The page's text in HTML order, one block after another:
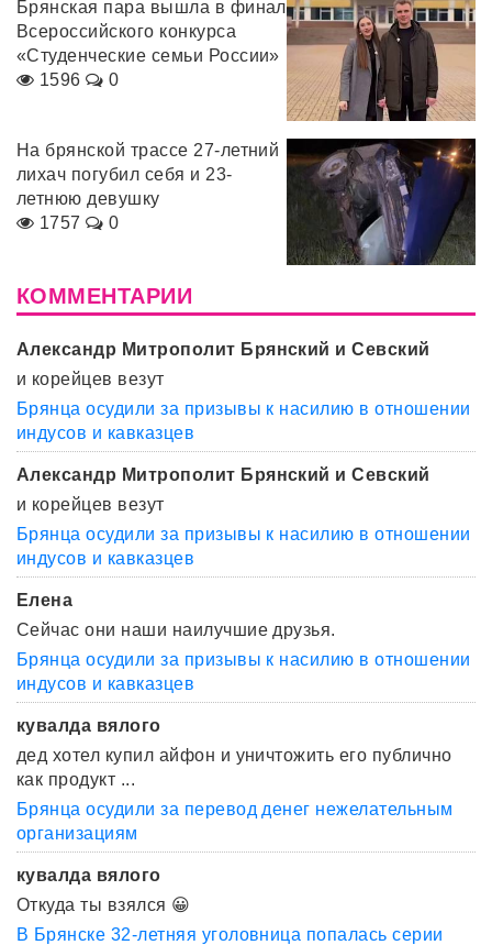
Брянская пара вышла в финал
Всероссийского конкурса
«Студенческие семьи России»
1596
0
На брянской трассе 27-летний
лихач погубил себя и 23-
летнюю девушку
1757
0
КОММЕНТАРИИ
Александр Митрополит Брянский и Севский
и корейцев везут
Брянца осудили за призывы к насилию в отношении
индусов и кавказцев
Александр Митрополит Брянский и Севский
и корейцев везут
Брянца осудили за призывы к насилию в отношении
индусов и кавказцев
Елена
Сейчас они наши наилучшие друзья.
Брянца осудили за призывы к насилию в отношении
индусов и кавказцев
кувалда вялого
дед хотел купил айфон и уничтожить его публично
как продукт ...
Брянца осудили за перевод денег нежелательным
организациям
кувалда вялого
Откуда ты взялся 😀
В Брянске 32-летняя уголовница попалась серии